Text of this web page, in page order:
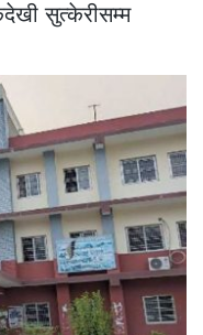
सुत्केरीसम्म